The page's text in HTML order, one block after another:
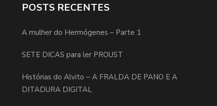
POSTS RECENTES
A mulher do Hermógenes – Parte 1
SETE DICAS para ler PROUST
Histórias do Alvito – A FRALDA DE PANO E A
DITADURA DIGITAL